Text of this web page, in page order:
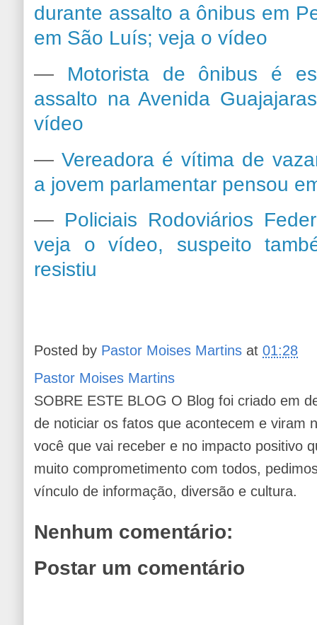
durante assalto a ônibus em
em São Luís; veja o vídeo
— Motorista de ônibus é
assalto na Avenida
vídeo
—Vereadora é vítima de
a jovem parlamentar pensou
— Policiais Rodoviários
veja o vídeo, suspeito
resistiu
Posted by Pastor Moises Martins at01:28
Pastor Moises Martins
SOBRE ESTE BLOG O Blog foi criado em
de noticiar os fatos que acontecem e viram
você que vai receber e no impacto positivo
muito comprometimento com todos,
vínculo de informação, diversão e cultura.
Nenhum comentário:
Postar um comentário